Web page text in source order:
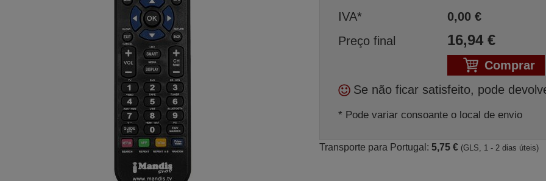
IVA*
0,00€
Preço final
16,94€
Comprar
Se não ficar satisfeito, pode
* Pode variar consoante o local de envio
Transporte para Portugal: 5,75 € (GLS, 1 - 2 dias úteis)